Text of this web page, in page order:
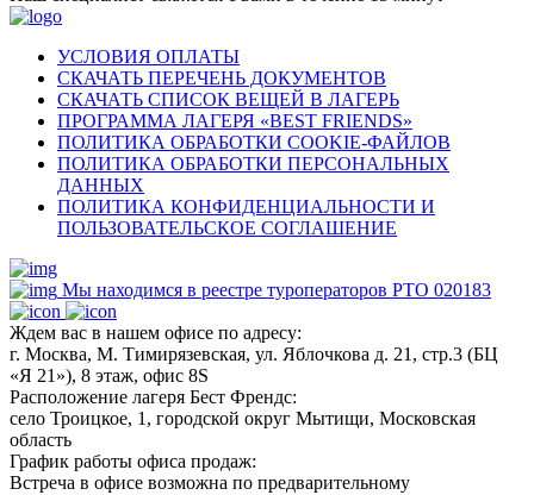
УСЛОВИЯ ОПЛАТЫ
СКАЧАТЬ ПЕРЕЧЕНЬ ДОКУМЕНТОВ
СКАЧАТЬ СПИСОК ВЕЩЕЙ В ЛАГЕРЬ
ПРОГРАММА ЛАГЕРЯ «BEST FRIENDS»
ПОЛИТИКА ОБРАБОТКИ COOKIE-ФАЙЛОВ
ПОЛИТИКА ОБРАБОТКИ ПЕРСОНАЛЬНЫХ
ДАННЫХ
ПОЛИТИКА КОНФИДЕНЦИАЛЬНОСТИ И
ПОЛЬЗОВАТЕЛЬСКОЕ СОГЛАШЕНИЕ
Мы находимся в реестре туроператоров РТО 020183
Ждем вас в нашем офисе по адресу:
г. Москва, М. Тимирязевская, ул. Яблочкова д. 21, стр.3 (БЦ
«Я 21»), 8 этаж, офис 8S
Расположение лагеря Бест Френдс:
село Троицкое, 1, городской округ Мытищи, Московская
область
График работы офиса продаж:
Встреча в офисе возможна по предварительному